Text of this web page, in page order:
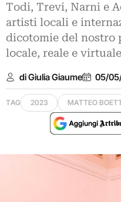
Todi, Trevi, Narni e
artisti locali e
dicotomie del nostro
locale, reale e virtuale
di Giulia Giaume 05/
TAG 2023 MATTEO